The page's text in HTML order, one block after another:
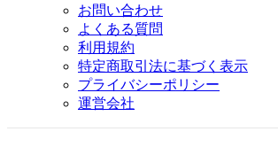
お問い合わせ
よくある質問
利用規約
特定商取引法に基づく表示
プライバシーポリシー
運営会社